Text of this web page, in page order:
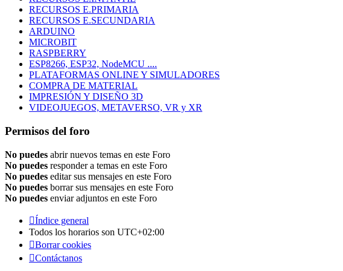
RECURSOS E.PRIMARIA
RECURSOS E.SECUNDARIA
ARDUINO
MICROBIT
RASPBERRY
ESP8266, ESP32, NodeMCU ....
PLATAFORMAS ONLINE Y SIMULADORES
COMPRA DE MATERIAL
IMPRESIÓN Y DISEÑO 3D
VIDEOJUEGOS, METAVERSO, VR y XR
Permisos del foro
No puedes abrir nuevos temas en este Foro
No puedes responder a temas en este Foro
No puedes editar sus mensajes en este Foro
No puedes borrar sus mensajes en este Foro
No puedes enviar adjuntos en este Foro
Índice general
Todos los horarios son UTC+02:00
Borrar cookies
Contáctanos